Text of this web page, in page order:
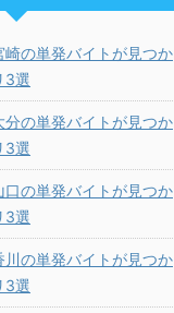
の単発バイトが見つか
3選
の単発バイトが見つか
3選
の単発バイトが見つか
3選
の単発バイトが見つか
3選